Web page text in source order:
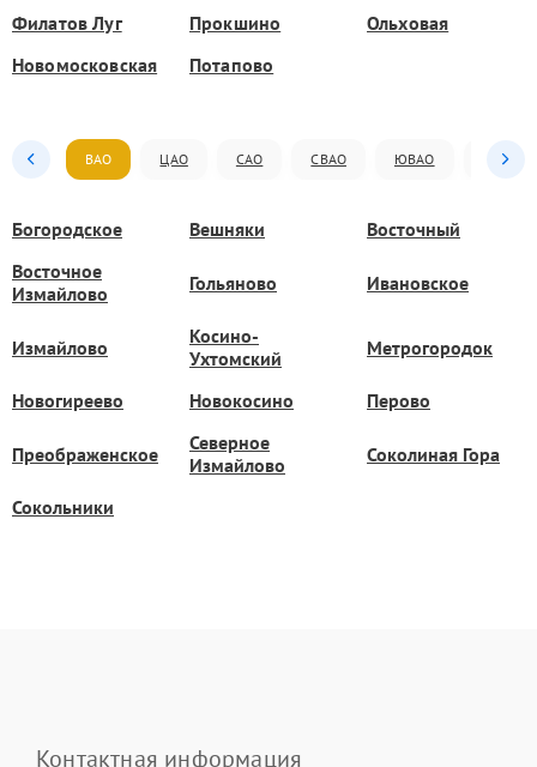
Филатов Луг Прокшино
Ольховая
Новомосковская
Потапово
ВАО ЦАО САО СВАО ЮВАО ЮАО
Богородское Вешняки
Восточный
Восточное
Измайлово
Гольяново Ивановское
Измайлово
Косино-
Ухтомский
Метрогородок
Новогиреево Новокосино Перово
Преображенское
Северное
Измайлово
Соколиная Гора
Сокольники
Контактная информация